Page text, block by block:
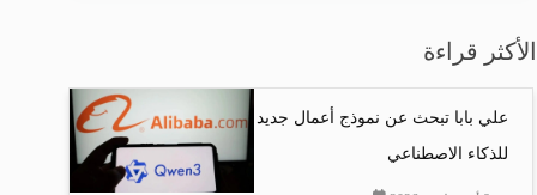
الأكثر قراءة
علي بابا تبحث عن نموذج أعمال جديد
للذكاء الاصطناعي